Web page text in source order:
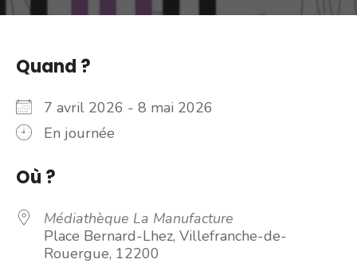
Quand ?
7 avril 2026 - 8 mai 2026
En journée
Où ?
Médiathèque La Manufacture
Place Bernard-Lhez, Villefranche-de-
Rouergue, 12200